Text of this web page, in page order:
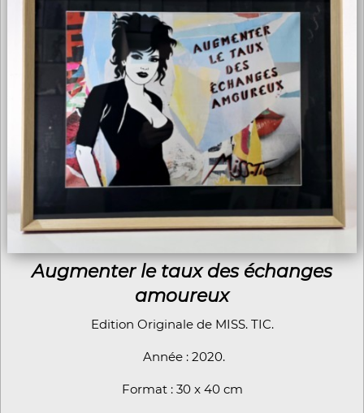
Augmenter le taux des échanges
amoureux
Edition Originale de MISS. TIC.
Année : 2020.
Format : 30 x 40 cm